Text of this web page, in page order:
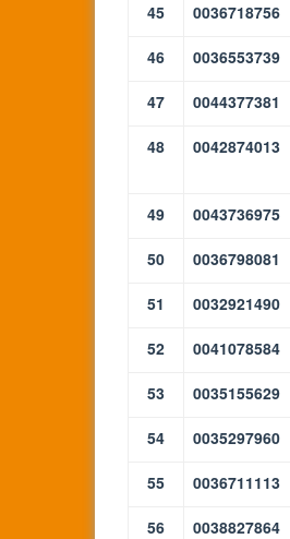
45 0036718756
46 0036553739
47 0044377381
48 0042874013
49 0043736975
50 0036798081
51 0032921490
52 0041078584
53 0035155629
54 0035297960
55 0036711113
56 0038827864